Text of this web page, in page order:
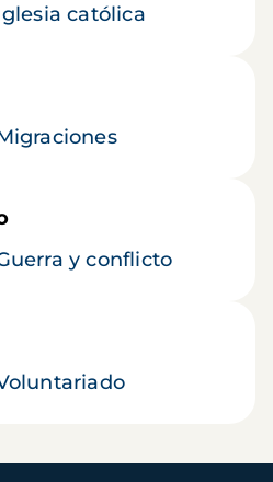
católica
y conflicto